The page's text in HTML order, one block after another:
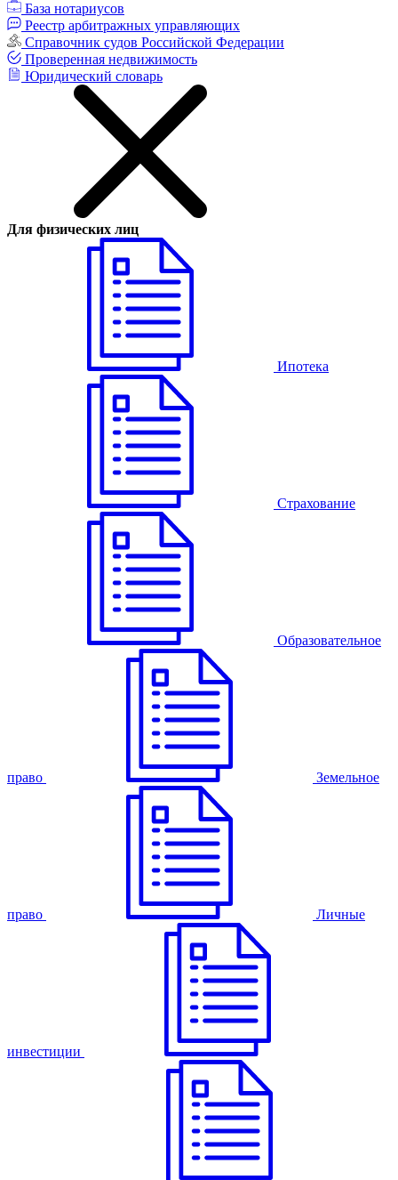
База нотариусов
Реестр арбитражных управляющих
Справочник судов Российской Федерации
Проверенная недвижимость
Юридический словарь
Для физических лиц
Ипотека
Страхование
Образовательное
право Земельное
право Личные
инвестиции